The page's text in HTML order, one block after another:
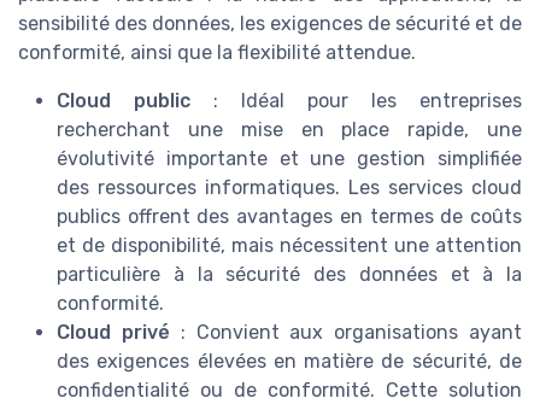
sensibilité des données, les exigences de sécurité et de
conformité, ainsi que la flexibilité attendue.
Cloud public : Idéal pour les entreprises
recherchant une mise en place rapide, une
évolutivité importante et une gestion simplifiée
des ressources informatiques. Les services cloud
publics offrent des avantages en termes de coûts
et de disponibilité, mais nécessitent une attention
particulière à la sécurité des données et à la
conformité.
Cloud privé : Convient aux organisations ayant
des exigences élevées en matière de sécurité, de
confidentialité ou de conformité. Cette solution